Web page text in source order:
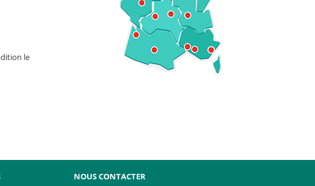
le
NOUS CONTACTER